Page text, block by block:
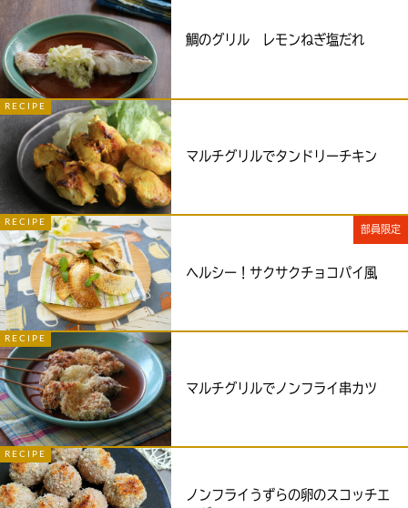
鯛のグリル レモンねぎ塩だれ
RECIPE
マルチグリルでタンドリーチキン
RECIPE
部員限定
ヘルシー！サクサクチョコパイ風
RECIPE
マルチグリルでノンフライ串カツ
RECIPE
ノンフライうずらの卵のスコッチエ